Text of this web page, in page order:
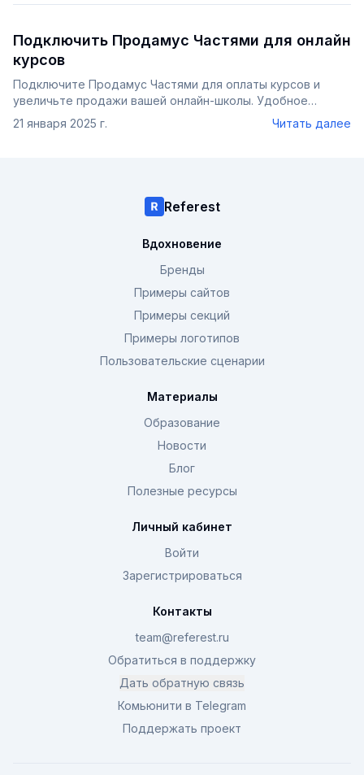
частями.
Подключить Продамус Частями для онлайн
курсов
Подключите Продамус Частями для оплаты курсов и
увеличьте продажи вашей онлайн-школы. Удобное
подключение, прозрачные условия и легкость для
клиентов!
21 января 2025 г. Читать далее
Referest
Вдохновение
Бренды
Примеры сайтов
Примеры секций
Примеры логотипов
Пользовательские сценарии
Материалы
Образование
Новости
Блог
Полезные ресурсы
Личный кабинет
Войти
Зарегистрироваться
Контакты
team@referest.ru
Обратиться в поддержку
Дать обратную связь
Комьюнити в Telegram
Поддержать проект